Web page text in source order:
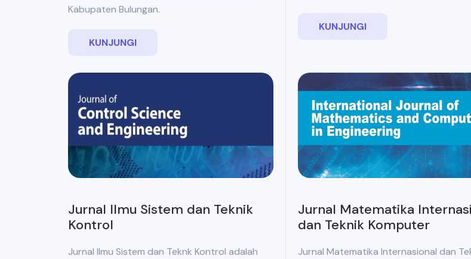
Kabupaten Bulungan.
KUNJUNGI
KUNJUNGI
Jurnal Ilmu Sistem dan Teknik
Kontrol
Jurnal Ilmu Sistem dan Teknk Kontrol adalah
Jurnal Matematika
dan Teknik Komputer
Jurnal Matematika Internasional dan